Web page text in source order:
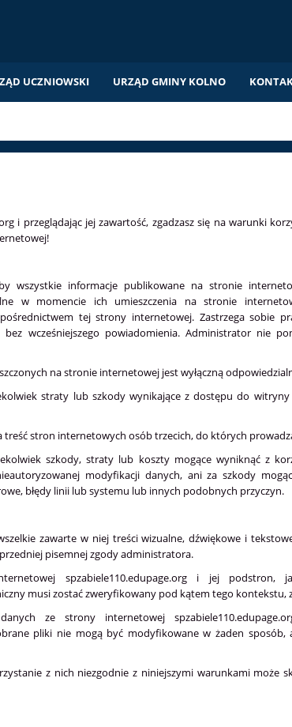
UCZNIOWSKI URZĄD GMINY KOLNO
i przeglądając jej zawartość, zgadzasz się na warunki
wszystkie informacje publikowane na stronie
w momencie ich umieszczenia na stronie
tej strony internetowej. Zastrzega sobie
wcześniejszego powiadomienia. Administrator nie
na stronie internetowej jest wyłączną
straty lub szkody wynikające z dostępu do
stron internetowych osób trzecich, do których
szkody, straty lub koszty mogące wyniknąć z
modyfikacji danych, ani za szkody
błędy linii lub systemu lub innych podobnych przyczyn.
zawarte w niej treści wizualne, dźwiękowe i
pisemnej zgody administratora.
spzabiele110.edupage.org i jej podstron,
musi zostać zweryfikowany pod kątem tego kontekstu,
ze strony internetowej
pliki nie mogą być modyfikowane w żaden
z nich niezgodnie z niniejszymi warunkami może